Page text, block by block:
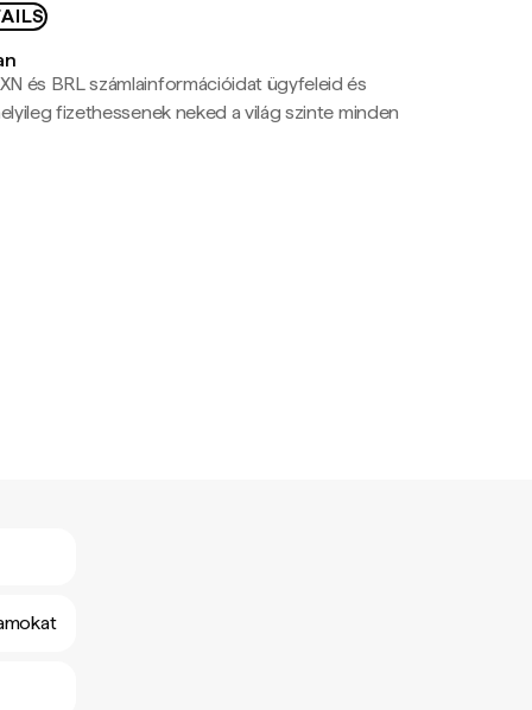
és BRL számlainformációidat ügyfeleid és
fizethessenek neked a világ szinte minden